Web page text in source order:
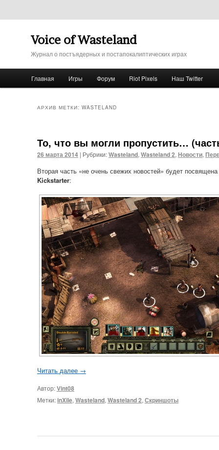
Voice of Wasteland
Журнал о постъядерных и постапокалиптических играх
Перейти к основному содержимому
Перейти к дополнительному содержимому
Главная Игры Форум Riot Pixels Наш Twitter
АРХИВ МЕТКИ: WASTELAND
То, что вы могли пропустить…
26 марта 2014 | Рубрики:Wasteland, Wasteland 2, Новости,
Вторая часть «не очень свежих новостей» будет
Kickstarter:
Читать далее →
Автор:Vint08
Метки:inXile, Wasteland, Wasteland 2, Скриншоты